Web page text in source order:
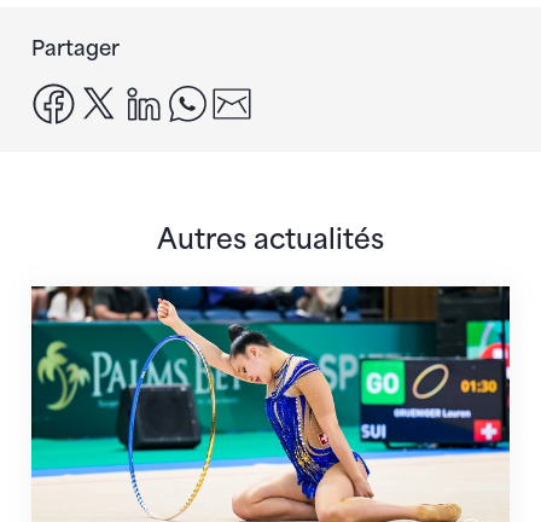
Partager
facebook
x linkedinwhatsapp
Autres actualités
Prochaine étape : les Championnats du monde